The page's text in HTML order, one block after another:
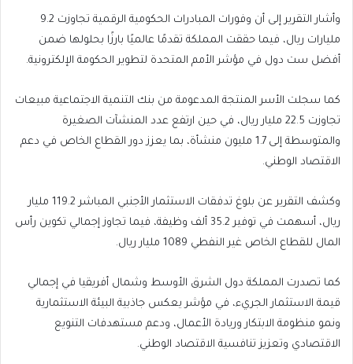
وأشار التقرير إلى أن وفورات المبادرات الحكومية الرقمية تجاوزت 9.2
مليارات ريال، فيما حققت المملكة تقدمًا عالميًا بارزًا بحلولها ضمن
أفضل ست دول في مؤشر الأمم المتحدة لتطوير الحكومة الإلكترونية.
كما سجلت الأسر المنتجة المدعومة من بنك التنمية الاجتماعية مبيعات
تجاوزت 22.5 مليار ريال، في حين ارتفع عدد المنشآت الصغيرة
والمتوسطة إلى 1.7 مليون منشأة، بما يعزز دور القطاع الخاص في دعم
الاقتصاد الوطني.
وكشف التقرير عن بلوغ تدفقات الاستثمار الأجنبي المباشر 119.2 مليار
ريال، أسهمت في توفير 35.2 ألف وظيفة، فيما تجاوز إجمالي تكوين رأس
المال للقطاع الخاص غير النفطي 1089 مليار ريال.
كما تصدرت المملكة دول الشرق الأوسط وشمال أفريقيا في إجمالي
قيمة الاستثمار الجريء، في مؤشر يعكس جاذبية البيئة الاستثمارية
ونمو منظومة الابتكار وريادة الأعمال، ودعم مستهدفات التنويع
الاقتصادي وتعزيز تنافسية الاقتصاد الوطني.